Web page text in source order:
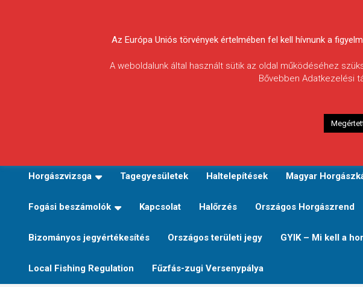
Körösvidéki Horgász
Egyesületek
Horgászvizsga Tagegyesületek Haltelepítések Magyar
Fogási beszámolók Kapcsolat Halőrzés Országos Horgászrend
Bizományos jegyértékesítés Országos területi jegy GYIK – Mi kell a
Local Fishing Regulation Fűzfás-zugi Versenypálya
Az Európa Uniós törvények értelmében fel kell hívnunk a
A weboldalunk által használt sütik az oldal működéséhez
Bővebben Adatkezelési